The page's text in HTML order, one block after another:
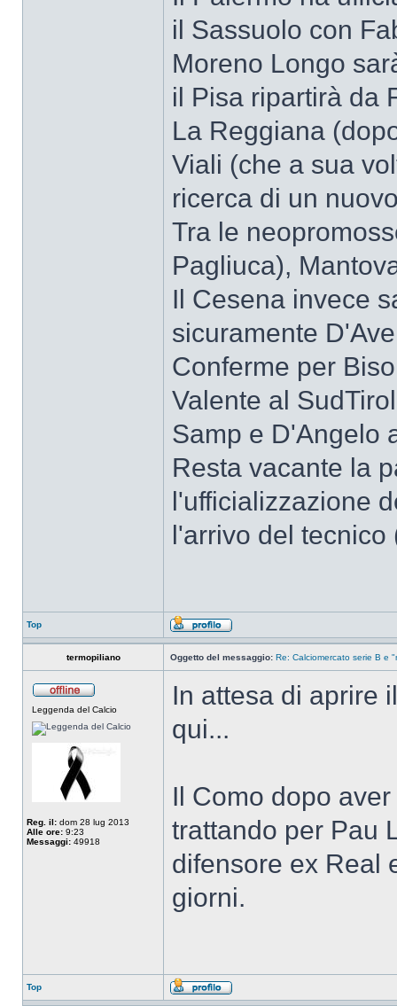
il Sassuolo con
Moreno Longo
il Pisa ripartirà da
La Reggiana
Viali (che a sua
ricerca di un
Tra le
Pagliuca),
Il Cesena invece
sicuramente
Conferme per
Valente al
Samp e D'Angelo
Resta vacante la
l'ufficializzazione
l'arrivo del tecnico
Top
termopiliano Oggetto del messaggio: Re: Calciomercato serie B e
Leggenda del Calcio
Reg. il: dom 28 lug 2013
Alle ore: 9:23
Messaggi: 49918
In attesa di aprire
qui...
Il Como dopo
trattando per Pau
difensore ex Real
giorni.
Top